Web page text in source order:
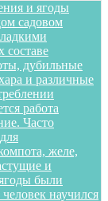
и ягоды
садовом
дубильные
и различные
работа
Часто
желе,
и
были
научился